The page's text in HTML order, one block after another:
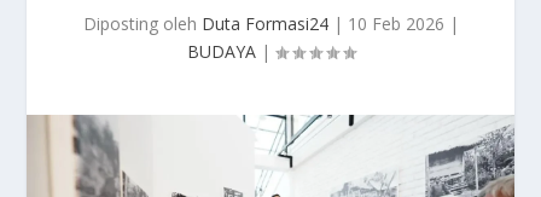
Diposting oleh Duta Formasi24| 10 Feb 2026 |
BUDAYA|